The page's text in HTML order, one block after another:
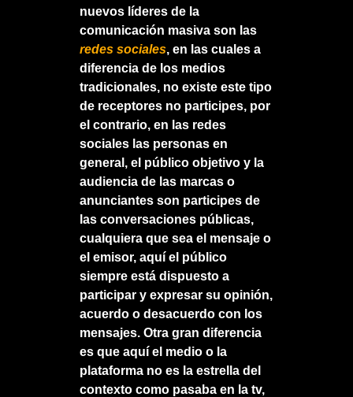
nuevos líderes de la
comunicación masiva son las
redes sociales, en las cuales a
diferencia de los medios
tradicionales, no existe este tipo
de receptores no participes, por
el contrario, en las redes
sociales las personas en
general, el público objetivo y la
audiencia de las marcas o
anunciantes son participes de
las conversaciones públicas,
cualquiera que sea el mensaje o
el emisor, aquí el público
siempre está dispuesto a
participar y expresar su opinión,
acuerdo o desacuerdo con los
mensajes. Otra gran diferencia
es que aquí el medio o la
plataforma no es la estrella del
contexto como pasaba en la tv,